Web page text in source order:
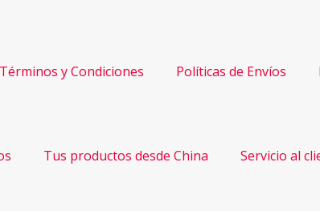
Términos y Condiciones Políticas de Envíos
Tus productos desde China Servicio al